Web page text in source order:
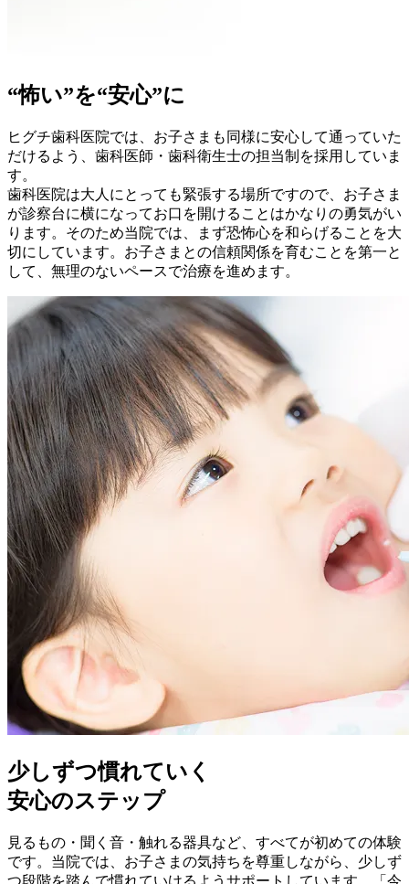
“怖い”を“安心”に
ヒグチ歯科医院では、お子さまも同様に安心して通っていた
だけるよう、歯科医師・歯科衛生士の担当制を採用していま
す。
歯科医院は大人にとっても緊張する場所ですので、お子さま
が診察台に横になってお口を開けることはかなりの勇気がい
ります。そのため当院では、まず恐怖心を和らげることを大
切にしています。お子さまとの信頼関係を育むことを第一と
して、無理のないペースで治療を進めます。
少しずつ慣れていく
安心のステップ
見るもの・聞く音・触れる器具など、すべてが初めての体験
です。当院では、お子さまの気持ちを尊重しながら、少しず
つ段階を踏んで慣れていけるようサポートしています。「今